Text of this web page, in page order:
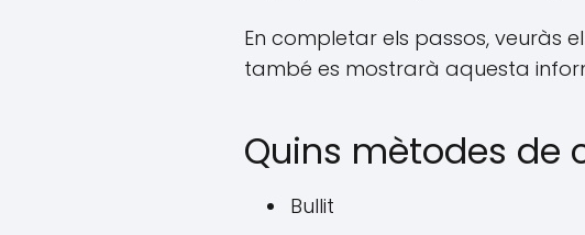
En completar els passos, veuràs
també es mostrarà aquesta
Quins mètodes de
Bullit